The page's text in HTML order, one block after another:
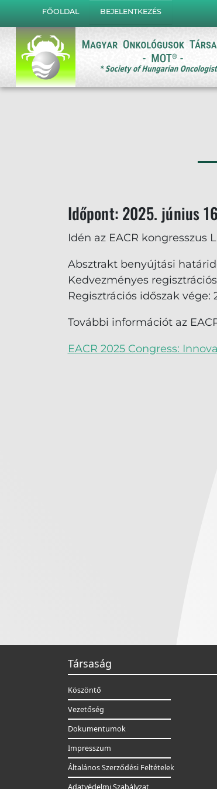
FŐOLDAL BEJELENTKEZÉS
Időpont: 2025. június
Idén az EACR kongresszus
Absztrakt benyújtási
Kedvezményes
Regisztrációs időszak vége:
További információt az
EACR 2025 Congress:
Társaság
Köszöntő
Vezetőség
Dokumentumok
Impresszum
Általános Szerződési Feltételek